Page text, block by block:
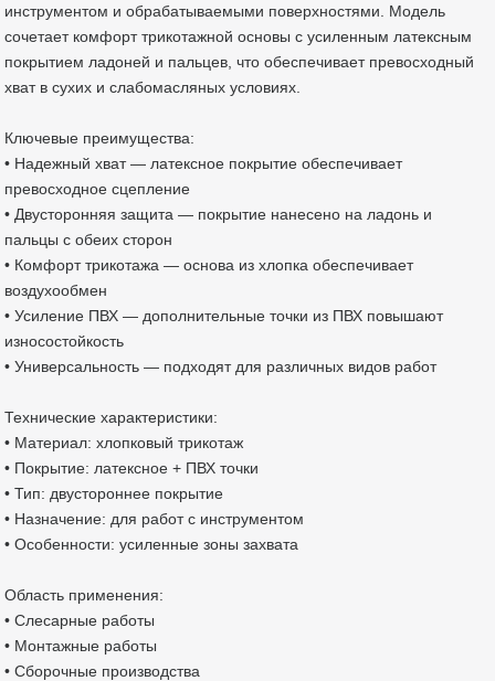
инструментом и обрабатываемыми поверхностями. Модель
сочетает комфорт трикотажной основы с усиленным латексным
покрытием ладоней и пальцев, что обеспечивает превосходный
хват в сухих и слабомасляных условиях.
Ключевые преимущества:
• Надежный хват — латексное покрытие обеспечивает
превосходное сцепление
• Двусторонняя защита — покрытие нанесено на ладонь и
пальцы с обеих сторон
• Комфорт трикотажа — основа из хлопка обеспечивает
воздухообмен
• Усиление ПВХ — дополнительные точки из ПВХ повышают
износостойкость
• Универсальность — подходят для различных видов работ
Технические характеристики:
• Материал: хлопковый трикотаж
• Покрытие: латексное + ПВХ точки
• Тип: двустороннее покрытие
• Назначение: для работ с инструментом
• Особенности: усиленные зоны захвата
Область применения:
• Слесарные работы
• Монтажные работы
• Сборочные производства